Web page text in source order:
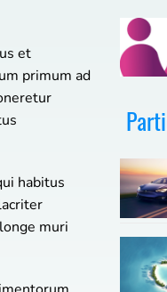
et
primum ad
habitus
muri